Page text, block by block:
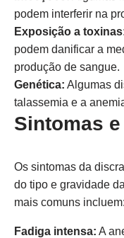
podem interferir na
Exposição a
podem danificar a
produção de sangue.
Genética: Algumas
talassemia e a
Sintomas
Os sintomas da
do tipo e gravidade
mais comuns incluem:
Fadiga intensa: A